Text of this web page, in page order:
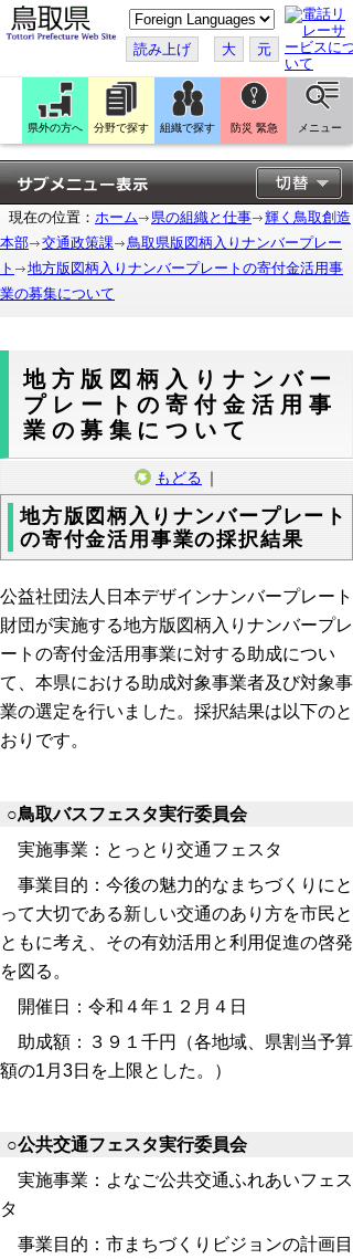
こ
の
ペ
ー
ジ
翻
訳
す
る
読み上げ 大 元
県外の方へ 分野で探す 組織で探す 防災 緊急 メニュー
現在の位置： ホーム 県の組織と仕事
輝く鳥取創造
本部
交通政策課
鳥取県版図柄入りナンバープレー
ト
地方版図柄入りナンバープレートの寄付金活用事
業の募集について
地方版図柄入りナンバー
プレートの寄付金活用事
業の募集について
もどる ｜
地方版図柄入りナンバープレート
の寄付金活用事業の採択結果
公益社団法人日本デザインナンバープレート
財団が実施する地方版図柄入りナンバープレ
ートの寄付金活用事業に対する助成につい
て、本県における助成対象事業者及び対象事
業の選定を行いました。採択結果は以下のと
おりです。
○鳥取バスフェスタ実行委員会
実施事業：とっとり交通フェスタ
事業目的：今後の魅力的なまちづくりにと
って大切である新しい交通のあり方を市民と
ともに考え、その有効活用と利用促進の啓発
を図る。
開催日：令和４年１２月４日
助成額：３９１千円（各地域、県割当予算
額の1月3日を上限とした。）
○公共交通フェスタ実行委員会
実施事業：よなご公共交通ふれあいフェス
タ
事業目的：市まちづくりビジョンの計画目